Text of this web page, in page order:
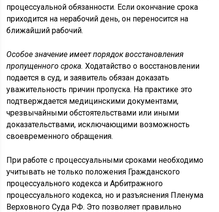
процессуальной обязанности. Если окончание срока
приходится на нерабочий день, он переносится на
ближайший рабочий.
Особое значение имеет порядок восстановления
пропущенного срока. Ходатайство о восстановлении
подается в суд, и заявитель обязан доказать
уважительность причин пропуска. На практике это
подтверждается медицинскими документами,
чрезвычайными обстоятельствами или иными
доказательствами, исключающими возможность
своевременного обращения.
При работе с процессуальными сроками необходимо
учитывать не только положения Гражданского
процессуального кодекса и Арбитражного
процессуального кодекса, но и разъяснения Пленума
Верховного Суда РФ. Это позволяет правильно